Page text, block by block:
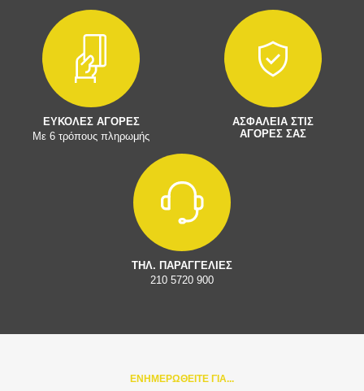
ΕΥΚΟΛΕΣ ΑΓΟΡΕΣ
Με 6 τρόπους πληρωμής
ΑΣΦΑΛΕΙΑ ΣΤΙΣ
ΑΓΟΡΕΣ ΣΑΣ
ΤΗΛ. ΠΑΡΑΓΓΕΛΙΕΣ
210 5720 900
ΕΝΗΜΕΡΩΘΕΙΤΕ ΓΙΑ...